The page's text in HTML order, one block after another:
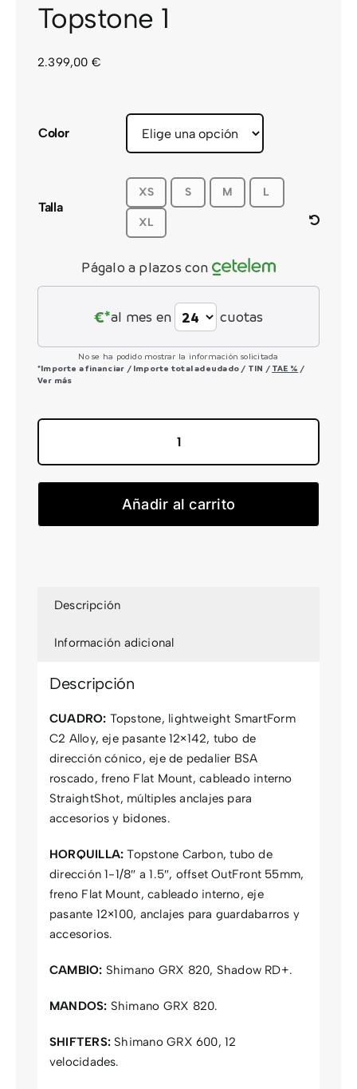
CONTACTO
Topstone 1
2.399,00 €
Color
Talla
XS S M L
XL
Págalo a plazos con
€*al mes en cuotas
No se ha podido mostrar la información solicitada
*Importe a financiar / Importe total adeudado / TIN / TAE % /
Ver más
cantidad
Añadir al carrito
Descripción
Información adicional
Descripción
CUADRO: Topstone, lightweight SmartForm
C2 Alloy, eje pasante 12×142, tubo de
dirección cónico, eje de pedalier BSA
roscado, freno Flat Mount, cableado interno
StraightShot, múltiples anclajes para
accesorios y bidones.
HORQUILLA: Topstone Carbon, tubo de
dirección 1-1/8″ a 1.5″, offset OutFront 55mm,
freno Flat Mount, cableado interno, eje
pasante 12×100, anclajes para guardabarros y
accesorios.
CAMBIO: Shimano GRX 820, Shadow RD+.
MANDOS: Shimano GRX 820.
SHIFTERS: Shimano GRX 600, 12
velocidades.